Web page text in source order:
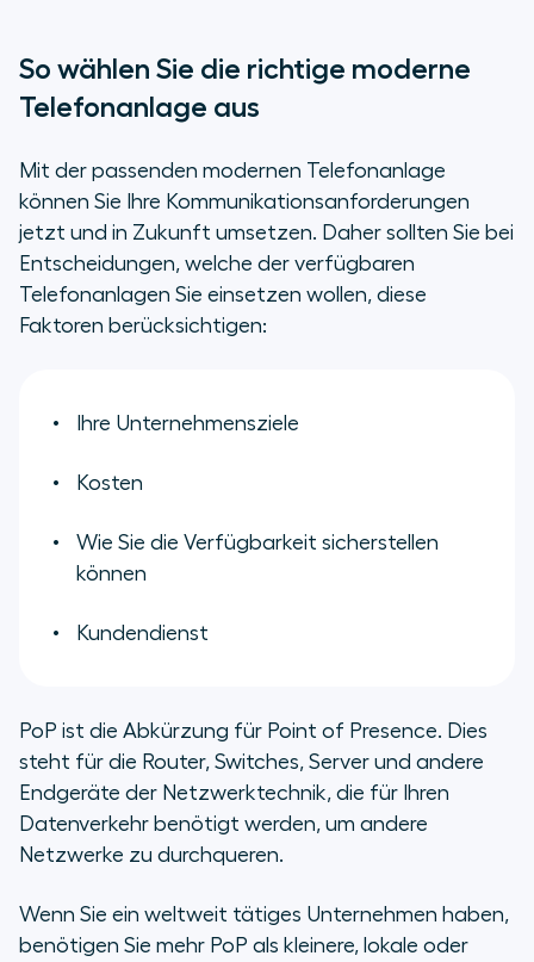
So wählen Sie die richtige moderne
Telefonanlage aus
Mit der passenden modernen Telefonanlage
können Sie Ihre Kommunikationsanforderungen
jetzt und in Zukunft umsetzen. Daher sollten Sie bei
Entscheidungen, welche der verfügbaren
Telefonanlagen Sie einsetzen wollen, diese
Faktoren berücksichtigen:
Ihre Unternehmensziele
Kosten
Wie Sie die Verfügbarkeit sicherstellen
können
Kundendienst
PoP ist die Abkürzung für Point of Presence. Dies
steht für die Router, Switches, Server und andere
Endgeräte der Netzwerktechnik, die für Ihren
Datenverkehr benötigt werden, um andere
Netzwerke zu durchqueren.
Wenn Sie ein weltweit tätiges Unternehmen haben,
benötigen Sie mehr PoP als kleinere, lokale oder